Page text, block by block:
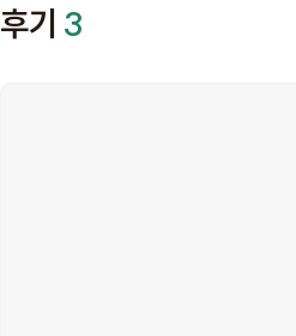
후기 3